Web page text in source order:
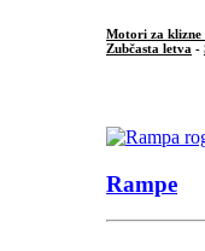
Motori za klizne
Zubčasta letva -
Rampe